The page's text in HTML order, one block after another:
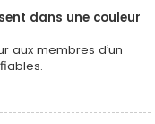
dans une couleur
aux membres d’un